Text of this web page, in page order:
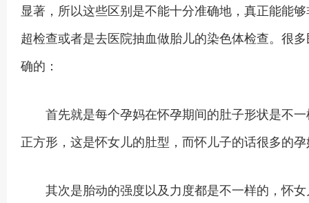
显著，所以这些区别是不能十分准确地，真正能能
超检查或者是去医院抽血做胎儿的染色体检查。很
确的：
首先就是每个孕妈在怀孕期间的肚子形状是不一
正方形，这是怀女儿的肚型，而怀儿子的话很多的
其次是胎动的强度以及力度都是不一样的，怀女